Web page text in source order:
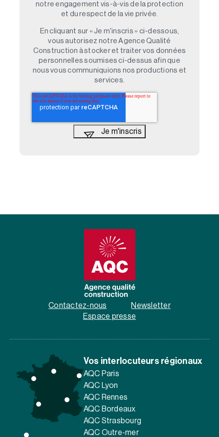
notre engagement vis-à-vis de la protection
et du respect de la vie privée.
En cliquant sur « Je m'inscris » ci-dessous,
vous autorisez notre Agence Qualité
Construction à stocker et traiter vos données
personnelles soumises ci-dessus afin que
nous vous communiquions nos productions et
services.
Contactez-nous
Newsletter
Espace presse
Vos interlocuteurs régionaux
AQC Paris
AQC Lyon
AQC Rennes
AQC Bordeaux
AQC Strasbourg
AQC Outre-mer